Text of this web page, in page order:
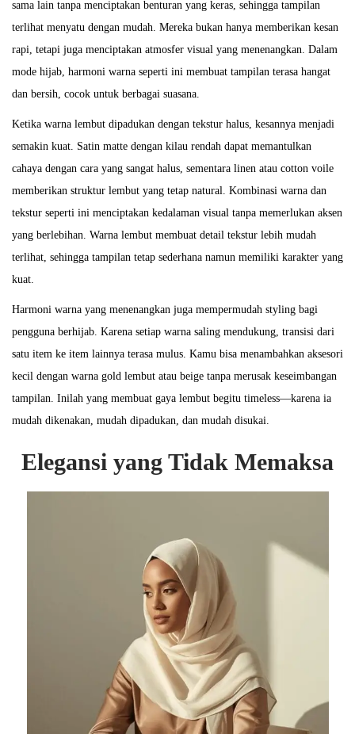
sama lain tanpa menciptakan benturan yang keras, sehingga tampilan
terlihat menyatu dengan mudah. Mereka bukan hanya memberikan kesan
rapi, tetapi juga menciptakan atmosfer visual yang menenangkan. Dalam
mode hijab, harmoni warna seperti ini membuat tampilan terasa hangat
dan bersih, cocok untuk berbagai suasana.
Ketika warna lembut dipadukan dengan tekstur halus, kesannya menjadi
semakin kuat. Satin matte dengan kilau rendah dapat memantulkan
cahaya dengan cara yang sangat halus, sementara linen atau cotton voile
memberikan struktur lembut yang tetap natural. Kombinasi warna dan
tekstur seperti ini menciptakan kedalaman visual tanpa memerlukan aksen
yang berlebihan. Warna lembut membuat detail tekstur lebih mudah
terlihat, sehingga tampilan tetap sederhana namun memiliki karakter yang
kuat.
Harmoni warna yang menenangkan juga mempermudah styling bagi
pengguna berhijab. Karena setiap warna saling mendukung, transisi dari
satu item ke item lainnya terasa mulus. Kamu bisa menambahkan aksesori
kecil dengan warna gold lembut atau beige tanpa merusak keseimbangan
tampilan. Inilah yang membuat gaya lembut begitu timeless—karena ia
mudah dikenakan, mudah dipadukan, dan mudah disukai.
Elegansi yang Tidak Memaksa